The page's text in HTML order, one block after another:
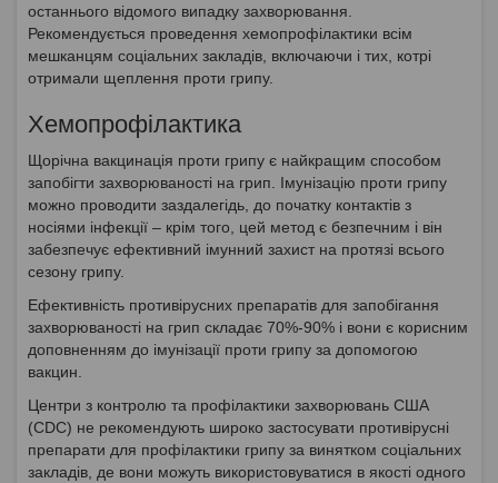
останнього відомого випадку захворювання.
Рекомендується проведення хемопрофілактики всім
мешканцям соціальних закладів, включаючи і тих, котрі
отримали щеплення проти грипу.
Хемопрофілактика
Щорічна вакцинація проти грипу є найкращим способом
запобігти захворюваності на грип. Імунізацію проти грипу
можно проводити заздалегідь, до початку контактів з
носіями інфекції – крім того, цей метод є безпечним і він
забезпечує ефективний імунний захист на протязі всього
сезону грипу.
Ефективність противірусних препаратів для запобігання
захворюваності на грип складає 70%-90% і вони є корисним
доповненням до імунізації проти грипу за допомогою
вакцин.
Центри з контролю та профілактики захворювань США
(CDC) не рекомендують широко застосувати противірусні
препарати для профілактики грипу за винятком соціальних
закладів, де вони можуть використовуватися в якості одного